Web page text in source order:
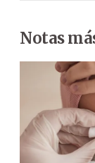
Notas